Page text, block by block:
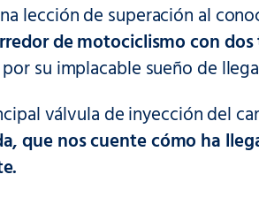
lección de superación al
de motociclismo con
su implacable sueño de
válvula de inyección del
que nos cuente cómo ha